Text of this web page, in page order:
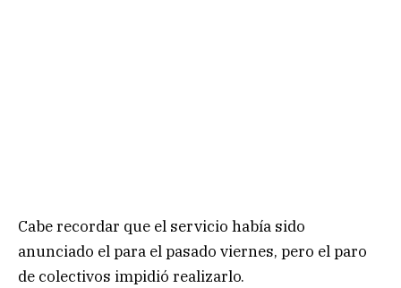
Cabe recordar que el servicio había sido
anunciado el para el pasado viernes, pero el paro
de colectivos impidió realizarlo.